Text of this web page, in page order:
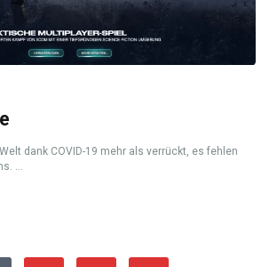
dank COVID-19 mehr als verrückt, es fehlen
...